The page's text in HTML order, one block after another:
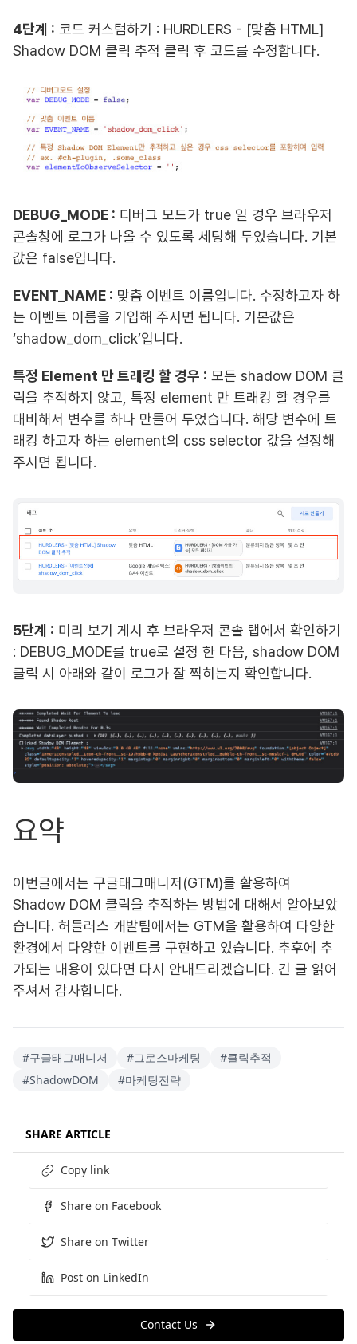
4단계 : 코드 커스텀하기 : HURDLERS - [맞춤 HTML]
Shadow DOM 클릭 추적 클릭 후 코드를 수정합니다.
DEBUG_MODE : 디버그 모드가 true 일 경우 브라우저
콘솔창에 로그가 나올 수 있도록 세팅해 두었습니다. 기본
값은 false입니다.
EVENT_NAME : 맞춤 이벤트 이름입니다. 수정하고자 하
는 이벤트 이름을 기입해 주시면 됩니다. 기본값은
‘shadow_dom_click’입니다.
특정 Element 만 트래킹 할 경우 : 모든 shadow DOM 클
릭을 추적하지 않고, 특정 element 만 트래킹 할 경우를
대비해서 변수를 하나 만들어 두었습니다. 해당 변수에 트
래킹 하고자 하는 element의 css selector 값을 설정해
주시면 됩니다.
5단계 : 미리 보기 게시 후 브라우저 콘솔 탭에서 확인하기
: DEBUG_MODE를 true로 설정 한 다음, shadow DOM
클릭 시 아래와 같이 로그가 잘 찍히는지 확인합니다.
요약
이번글에서는 구글태그매니저(GTM)를 활용하여
Shadow DOM 클릭을 추적하는 방법에 대해서 알아보았
습니다. 허들러스 개발팀에서는 GTM을 활용하여 다양한
환경에서 다양한 이벤트를 구현하고 있습니다. 추후에 추
가되는 내용이 있다면 다시 안내드리겠습니다. 긴 글 읽어
주셔서 감사합니다.
#구글태그매니저 #그로스마케팅 #클릭추적
#ShadowDOM #마케팅전략
SHARE ARTICLE
Copy link
Share on Facebook
Share on Twitter
Post on LinkedIn
Contact Us